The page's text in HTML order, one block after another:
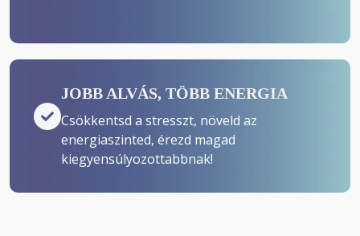
JOBB ALVÁS, TÖBB ENERGIA
Csökkentsd a stresszt, növeld az
energiaszinted, érezd magad
kiegyensúlyozottabbnak!